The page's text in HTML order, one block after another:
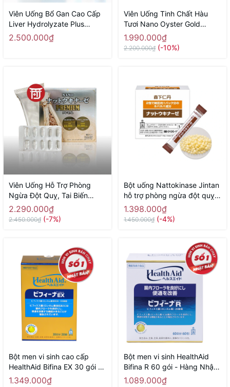
Viên Uống Bổ Gan Cao Cấp
Liver Hydrolyzate Plus
NICHIEI BUSSAN 180 Viên -
Hàng Nhật chính hãng
2.500.000₫
Viên Uống Tinh Chất Hàu
Tươi Nano Oyster Gold
NICHIEI BUSSAN 120 Viên -
Hàng Nhật chính hãng
1.990.000₫
2.200.000₫ (-10%)
Viên Uống Hỗ Trợ Phòng
Ngừa Đột Quỵ, Tai Biến
Nano Nattokinase Premium
60000fu NICHIEI BUSSAN
2.290.000₫
2.450.000₫ (-7%)
Bột uống Nattokinase Jintan
hỗ trợ phòng ngừa đột quỵ,
tai biến, giảm mỡ máu 60 gói
- Hàng Nhật chính hãng
1.398.000₫
1.450.000₫ (-4%)
Bột men vi sinh cao cấp
HealthAid Bifina EX 30 gói -
Hàng Nhật chính hãng
1.349.000₫
Bột men vi sinh HealthAid
Bifina R 60 gói - Hàng Nhật
chính hãng
1.089.000₫